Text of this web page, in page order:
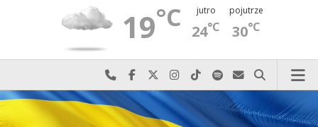
19°C jutro
24°C
pojutrze
30°C
Najlepiej po prostu do nas zadzwoń
Odwiedź nas na Facebook-u
Odwiedź nas na X
Odwiedź nas na Instagram-ie
Odwiedź nas na TikTok-u
Szukaj nas na Spotify
Wyślij do nas
Szukaj